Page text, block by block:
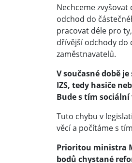
Nechceme
odchod do
pracovat déle pro
dřívější odchody do
zaměstnavatelů.
V současné době
IZS, tedy hasiče
Bude s tím
Tuto chybu v
věcí a počítáme s
Prioritou ministra
bodů chystané